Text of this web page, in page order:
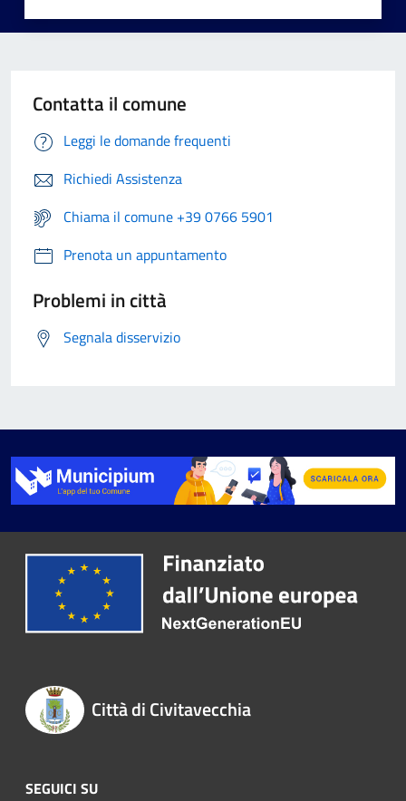
Contatta il comune
Leggi le domande frequenti
Richiedi Assistenza
Chiama il comune +39 0766 5901
Prenota un appuntamento
Problemi in città
Segnala disservizio
Città di Civitavecchia
SEGUICI SU